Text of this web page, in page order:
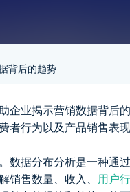
背后的趋势
企业揭示营销数据背后
行为以及产品销售表现
。数据分布分析是一种通
售数量、收入、 用户